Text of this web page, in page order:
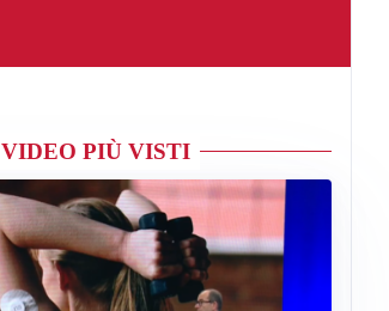
VIDEO PIÙ VISTI